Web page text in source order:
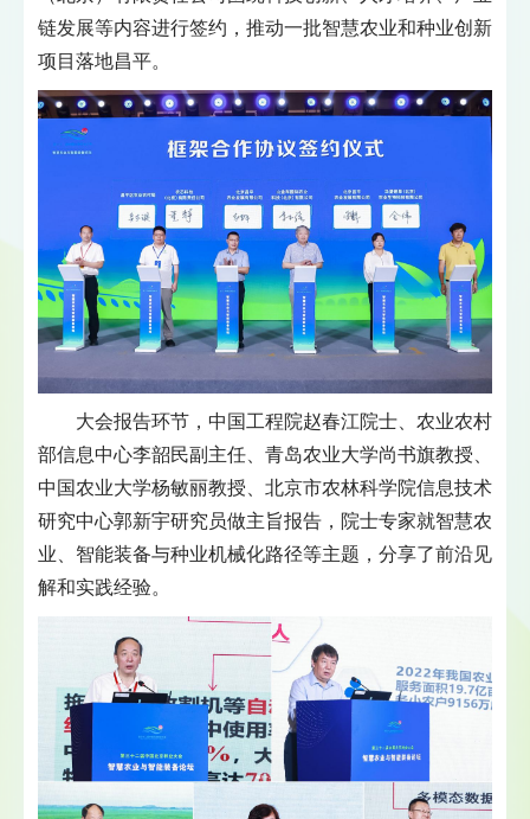
链发展等内容进行签约，推动一批智慧农业和种业创新
项目落地昌平。
大会报告环节，中国工程院赵春江院士、农业农村
部信息中心李韶民副主任、青岛农业大学尚书旗教授、
中国农业大学杨敏丽教授、北京市农林科学院信息技术
研究中心郭新宇研究员做主旨报告，院士专家就智慧农
业、智能装备与种业机械化路径等主题，分享了前沿见
解和实践经验。